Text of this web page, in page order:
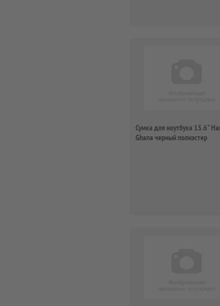
Сумка для ноутбука 15.6"
Ghana черный полиэстер